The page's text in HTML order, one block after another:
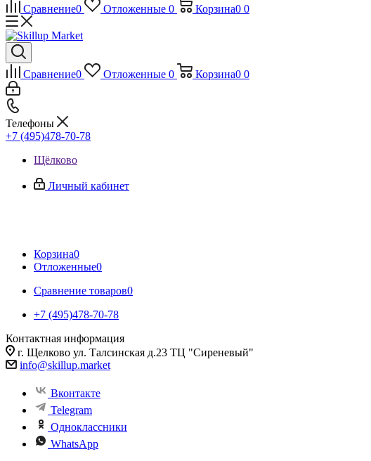
Сравнение0 Отложенные 0 Корзина0 0
Сравнение0 Отложенные 0 Корзина0 0
Телефоны
+7 (495)478-70-78
Щёлково
Личный кабинет
Корзина0
Отложенные0
Сравнение товаров0
+7 (495)478-70-78
Контактная информация
г. Щелково ул. Талсинская д.23 ТЦ "Сиреневый"
info@skillup.market
Вконтакте
Telegram
Одноклассники
WhatsApp